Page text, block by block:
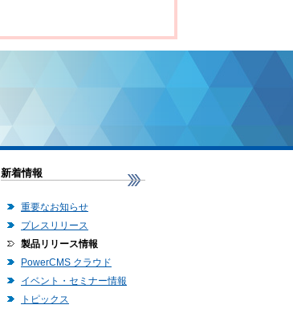
新着情報
重要なお知らせ
プレスリリース
製品リリース情報
PowerCMS クラウド
イベント・セミナー情報
トピックス